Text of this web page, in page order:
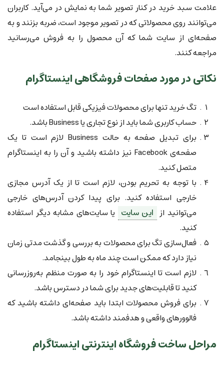
علامت سبد خرید در کنار تصویر شما به نمایش در می‌آید. کاربران
می‌توانند روی محصولاتی که در تصویر موجود است، ضربه بزنند و به
صفحه‌ای از سایت شما که آن محصول را به فروش می‌رسانید
مراجعه کنند.
نکاتی در مورد صفحات فروشگاهی اینستاگرام
تگ خرید تنها برای محصولات فیزیکی قابل استفاده است
حساب کاربری شما باید از نوع تجاری یا Business باشد.
برای تبدیل صفحه به حالت Business لازم است تا یک
صفحه‌ی Facebook نیز داشته باشید و آن را به اینستاگرام
متصل کنید.
با توجه به تحریم بودن، لازم است تا از یک آدرس مجازی
خارجی استفاده کنید. برای پیدا کردن آدرس‌های خارجی
می‌توانید از این سایت یا سایت‌های مشابه دیگر استفاده
کنید.
فعال‌سازی تگ برای محصولات به بررسی و گذشت مدتی زمان
نیاز دارد که ممکن است چند ماه به طول بینجامد.
لازم است تا اینستاگرام خود را به صورت منظم به‌روزرسانی
کنید تا قابلیت‌های جدید برای شما در دسترس باشد.
برای فروش محصولات ابتدا باید صفحه‌ای داشته باشید که
فالوورهای واقعی و هدفمند داشته باشد.
مراحل ساخت فروشگاه اینترنتی اینستاگرام